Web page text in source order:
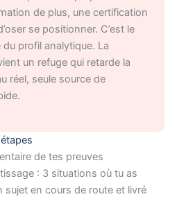
de plus, une certification
se positionner. C’est le
du profil analytique. La
un refuge qui retarde la
réel, seule source de
de tes preuves
: 3 situations où tu as
sujet en cours de route et livré